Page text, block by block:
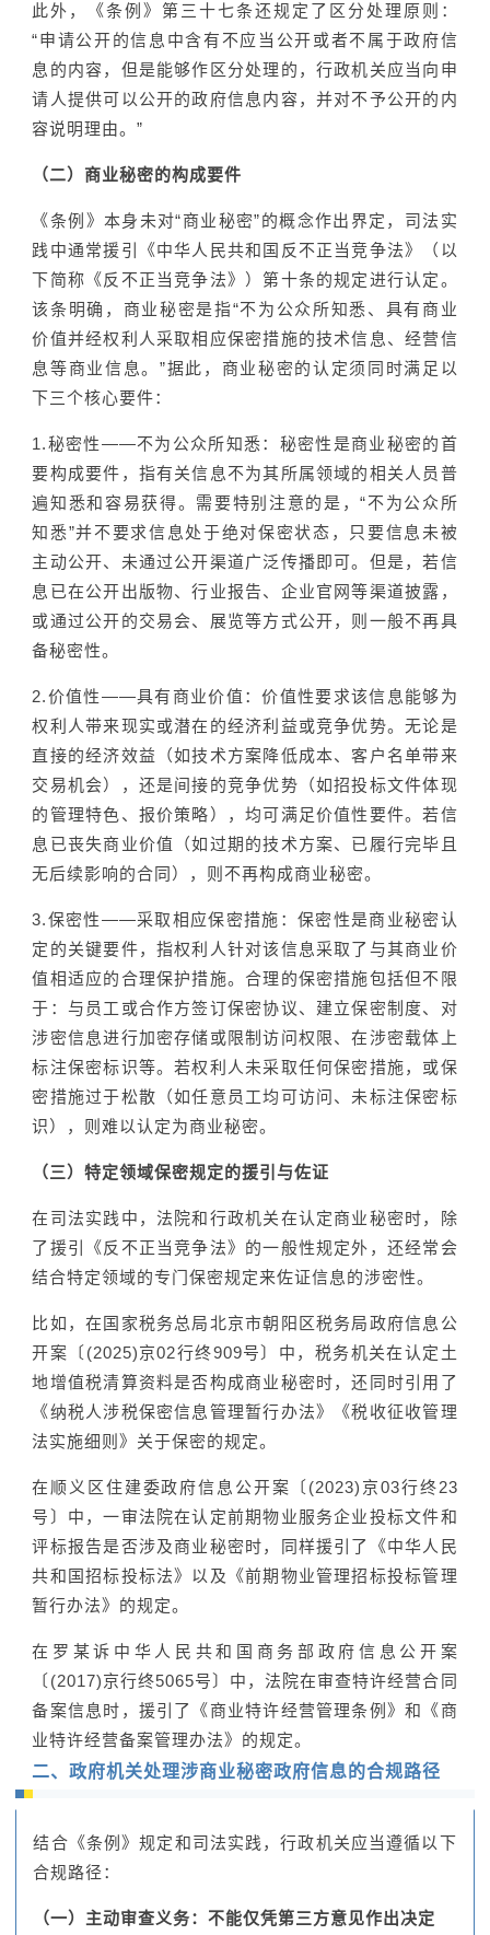
此外，《条例》第三十七条还规定了区分处理原则：
“申请公开的信息中含有不应当公开或者不属于政府信
息的内容，但是能够作区分处理的，行政机关应当向申
请人提供可以公开的政府信息内容，并对不予公开的内
容说明理由。”
（二）商业秘密的构成要件
《条例》本身未对“商业秘密”的概念作出界定，司法实
践中通常援引《中华人民共和国反不正当竞争法》（以
下简称《反不正当竞争法》）第十条的规定进行认定。
该条明确，商业秘密是指“不为公众所知悉、具有商业
价值并经权利人采取相应保密措施的技术信息、经营信
息等商业信息。”据此，商业秘密的认定须同时满足以
下三个核心要件：
1.秘密性——不为公众所知悉：秘密性是商业秘密的首
要构成要件，指有关信息不为其所属领域的相关人员普
遍知悉和容易获得。需要特别注意的是，“不为公众所
知悉”并不要求信息处于绝对保密状态，只要信息未被
主动公开、未通过公开渠道广泛传播即可。但是，若信
息已在公开出版物、行业报告、企业官网等渠道披露，
或通过公开的交易会、展览等方式公开，则一般不再具
备秘密性。
2.价值性——具有商业价值：价值性要求该信息能够为
权利人带来现实或潜在的经济利益或竞争优势。无论是
直接的经济效益（如技术方案降低成本、客户名单带来
交易机会），还是间接的竞争优势（如招投标文件体现
的管理特色、报价策略），均可满足价值性要件。若信
息已丧失商业价值（如过期的技术方案、已履行完毕且
无后续影响的合同），则不再构成商业秘密。
3.保密性——采取相应保密措施：保密性是商业秘密认
定的关键要件，指权利人针对该信息采取了与其商业价
值相适应的合理保护措施。合理的保密措施包括但不限
于：与员工或合作方签订保密协议、建立保密制度、对
涉密信息进行加密存储或限制访问权限、在涉密载体上
标注保密标识等。若权利人未采取任何保密措施，或保
密措施过于松散（如任意员工均可访问、未标注保密标
识），则难以认定为商业秘密。
（三）特定领域保密规定的援引与佐证
在司法实践中，法院和行政机关在认定商业秘密时，除
了援引《反不正当竞争法》的一般性规定外，还经常会
结合特定领域的专门保密规定来佐证信息的涉密性。
比如，在国家税务总局北京市朝阳区税务局政府信息公
开案〔(2025)京02行终909号〕中，税务机关在认定土
地增值税清算资料是否构成商业秘密时，还同时引用了
《纳税人涉税保密信息管理暂行办法》《税收征收管理
法实施细则》关于保密的规定。
在顺义区住建委政府信息公开案〔(2023)京03行终23
号〕中，一审法院在认定前期物业服务企业投标文件和
评标报告是否涉及商业秘密时，同样援引了《中华人民
共和国招标投标法》以及《前期物业管理招标投标管理
暂行办法》的规定。
在罗某诉中华人民共和国商务部政府信息公开案
〔(2017)京行终5065号〕中，法院在审查特许经营合同
备案信息时，援引了《商业特许经营管理条例》和《商
业特许经营备案管理办法》的规定。
二、政府机关处理涉商业秘密政府信息的合规路径
结合《条例》规定和司法实践，行政机关应当遵循以下
合规路径：
（一）主动审查义务：不能仅凭第三方意见作出决定